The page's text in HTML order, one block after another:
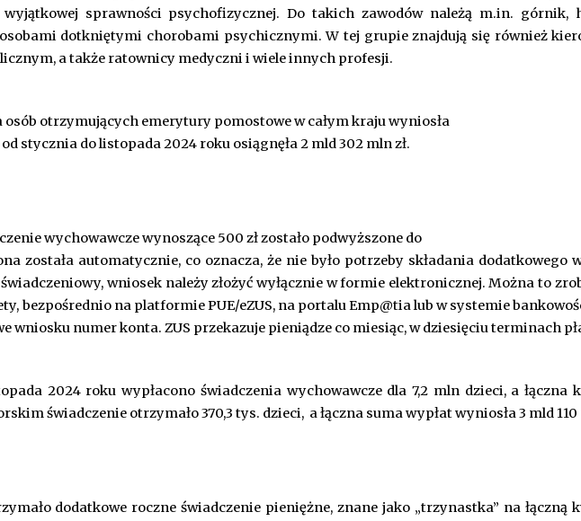
wyjątkowej sprawności psychofizycznej. Do takich zawodów należą m.in.
dotkniętymi chorobami psychicznymi. W tej grupie znajdują się również
a także ratownicy medyczni i wiele innych profesji.
otrzymujących emerytury pomostowe w całym kraju wyniosła
stycznia do listopada 2024 roku osiągnęła 2 mld 302 mln zł.
wychowawcze wynoszące 500 zł zostało podwyższone do
została automatycznie, co oznacza, że nie było potrzeby składania dodatkowego
wniosek należy złożyć wyłącznie w formie elektronicznej. Można to
bezpośrednio na platformie PUE/eZUS, na portalu Emp@tia lub w systemie
wniosku numer konta. ZUS przekazuje pieniądze co miesiąc, w dziesięciu terminach
2024 roku wypłacono świadczenia wychowawcze dla 7,2 mln dzieci, a łączna
świadczenie otrzymało 370,3 tys. dzieci, a łączna suma wypłat wyniosła 3 mld 110
dodatkowe roczne świadczenie pieniężne, znane jako „trzynastka” na